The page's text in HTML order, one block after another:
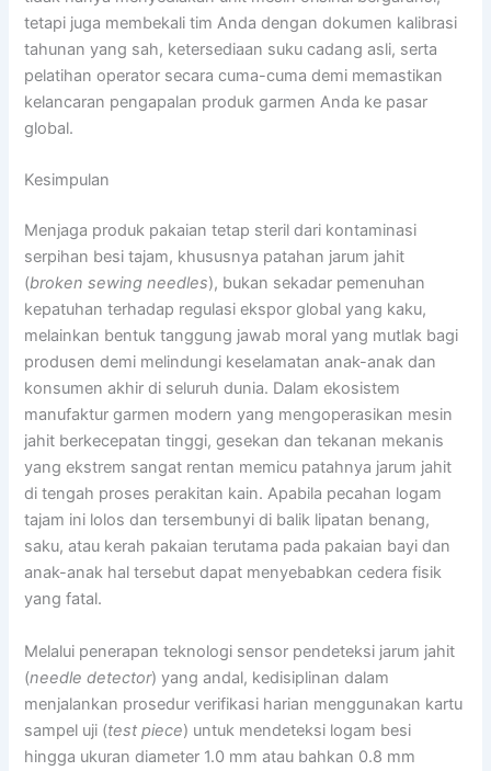
tetapi juga membekali tim Anda dengan dokumen kalibrasi
tahunan yang sah, ketersediaan suku cadang asli, serta
pelatihan operator secara cuma-cuma demi memastikan
kelancaran pengapalan produk garmen Anda ke pasar
global.
Kesimpulan
Menjaga produk pakaian tetap steril dari kontaminasi
serpihan besi tajam, khususnya patahan jarum jahit
(broken sewing needles), bukan sekadar pemenuhan
kepatuhan terhadap regulasi ekspor global yang kaku,
melainkan bentuk tanggung jawab moral yang mutlak bagi
produsen demi melindungi keselamatan anak-anak dan
konsumen akhir di seluruh dunia. Dalam ekosistem
manufaktur garmen modern yang mengoperasikan mesin
jahit berkecepatan tinggi, gesekan dan tekanan mekanis
yang ekstrem sangat rentan memicu patahnya jarum jahit
di tengah proses perakitan kain. Apabila pecahan logam
tajam ini lolos dan tersembunyi di balik lipatan benang,
saku, atau kerah pakaian terutama pada pakaian bayi dan
anak-anak hal tersebut dapat menyebabkan cedera fisik
yang fatal.
Melalui penerapan teknologi sensor pendeteksi jarum jahit
(needle detector) yang andal, kedisiplinan dalam
menjalankan prosedur verifikasi harian menggunakan kartu
sampel uji (test piece) untuk mendeteksi logam besi
hingga ukuran diameter 1.0 mm atau bahkan 0.8 mm